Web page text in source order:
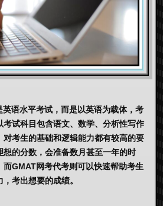
语水平考试，而是以英语为载体，考
试科目包含语文、数学、分析性写作
对考生的基础和逻辑能力都有较高的要
的分数，会准备数月甚至一年的时
而GMAT网考代考则可以快速帮助考生
考出想要的成绩。